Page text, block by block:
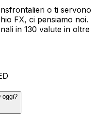
o ti servono
FX, ci pensiamo noi.
in 130 valute in oltre
oggi?